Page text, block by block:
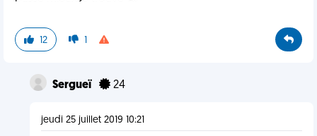
12 1
Sergueï 24
jeudi 25 juillet 2019 10:21